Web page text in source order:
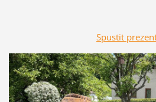
Spustit